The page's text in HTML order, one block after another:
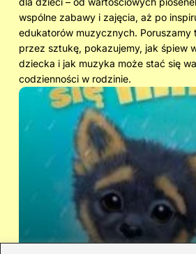
wspólne zabawy i zajęcia, aż po
edukatorów muzycznych. Poruszamy
przez sztukę, pokazujemy, jak śpiew
dziecka i jak muzyka może stać się
codzienności w rodzinie.